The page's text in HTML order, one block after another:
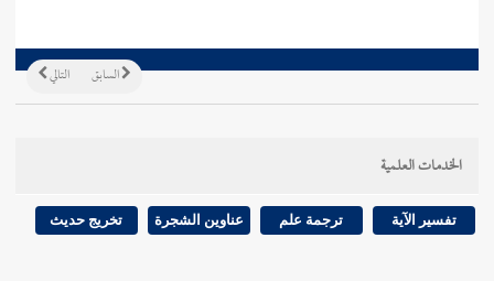
التالي السابق
الخدمات العلمية
تفسير الآية ترجمة علم عناوين الشجرة تخريج حديث